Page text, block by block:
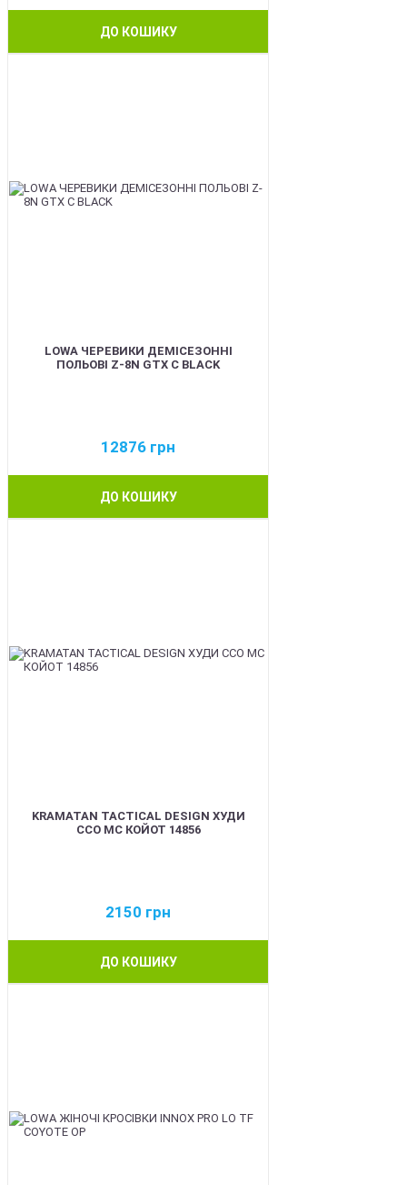
ДО КОШИКУ
LOWA ЧЕРЕВИКИ ДЕМІСЕЗОННІ
ПОЛЬОВІ Z-8N GTX C BLACK
12876 грн
ДО КОШИКУ
KRAMATAN TACTICAL DESIGN ХУДИ
ССО МС КОЙОТ 14856
2150 грн
ДО КОШИКУ